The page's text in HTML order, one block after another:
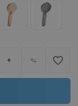
+ favorite_border